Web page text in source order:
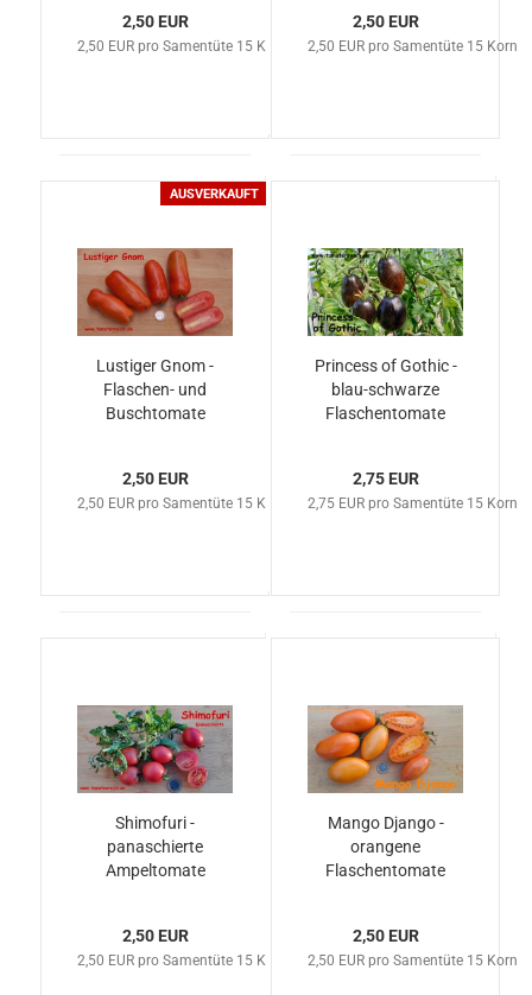
2,50 EUR
2,50 EUR pro Samentüte 15 Korn
2,50 EUR
2,50 EUR pro Samentüte 15 Korn
AUSVERKAUFT
Lustiger Gnom -
Flaschen- und
Buschtomate
2,50 EUR
2,50 EUR pro Samentüte 15 Korn
Princess of Gothic -
blau-schwarze
Flaschentomate
2,75 EUR
2,75 EUR pro Samentüte 15 Korn
Shimofuri -
panaschierte
Ampeltomate
2,50 EUR
2,50 EUR pro Samentüte 15 Korn
Mango Django -
orangene
Flaschentomate
2,50 EUR
2,50 EUR pro Samentüte 15 Korn